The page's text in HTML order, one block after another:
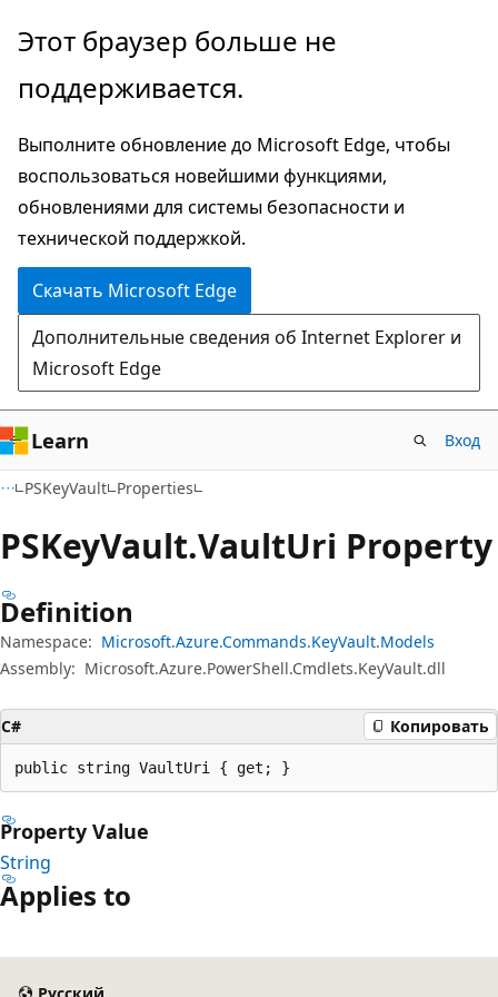
Пропустить
перейти
основному
содержимому
Переход
навигации
странице
Этот браузер больше не
поддерживается.
Выполните обновление до Microsoft Edge, чтобы
воспользоваться новейшими функциями,
обновлениями для системы безопасности и
технической поддержкой.
Скачать Microsoft Edge
Дополнительные сведения об Internet Explorer и
Microsoft Edge
Learn Вход
PSKeyVault Properties
PSKeyVault.VaultUri Property
Definition
Namespace: Microsoft.Azure.Commands.KeyVault.Models
Assembly: Microsoft.Azure.PowerShell.Cmdlets.KeyVault.dll
C# Копировать
public string VaultUri { get; }
Property Value
String
Applies to